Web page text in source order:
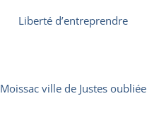
Liberté d’entreprendre
Moissac ville de Justes oubliée